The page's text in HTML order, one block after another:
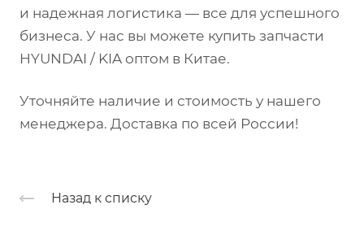
и надежная логистика — все для успешного
бизнеса. У нас вы можете купить запчасти
HYUNDAI / KIA оптом в Китае.
Уточняйте наличие и стоимость у нашего
менеджера. Доставка по всей России!
Назад к списку